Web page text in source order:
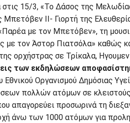
15/3, «Το Δάσος της
Μπετόβεν ΙΙ- Γιορτή της
με τον Μπετόβεν», τη
με τον Άστορ Πιατσόλα» καθώς
ορχήστρας σε Τρίκαλα,
των εκδηλώσεων
Εθνικού Οργανισμού Δημόσιας
πολλών ατόμων σε
απαγορεύει προσωρινά τη
άνω των 1000 ατόμων για